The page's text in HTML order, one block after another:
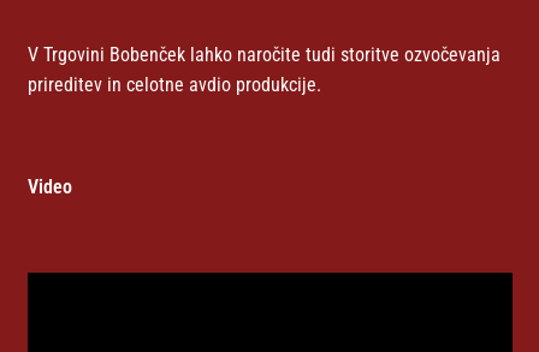
V Trgovini Bobenček lahko naročite tudi storitve ozvočevanja
prireditev in celotne avdio produkcije.
Video